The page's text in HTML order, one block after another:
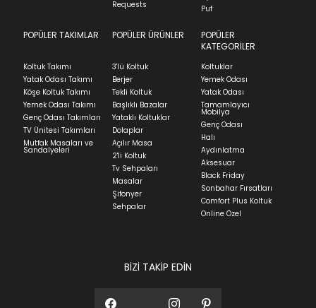
indication of where stock might be available but
İade ve Değişim bölümünü ziyaret ediniz.
Teslimat
Ev tekstili siparişlerinizin kargoya verilme süresi
ortalama 5-24 iş günüdür.
Yatak siparişlerinizin teslim süresi yaşadığınız şehre
ve ürünün stok durumuna göre ortalama 5-24 iş
günüdür.
Panel ve Döşeme grubu ürün siparişlerinizin teslim
süresi yaşadığınız şehre ve ürünün stok durumuna
göre ortalama 30-45 iş günüdür.
Siparişlerim bölümünden sürecinizi takip edebilirsiniz.
Sıkça Sorulan Sorularbölümünü ziyaret
Requests
Puf
POPÜLER TAKIMLAR
Koltuk Takımı
Yatak Odası Takımı
Köşe Koltuk Takımı
Yemek Odası Takımı
Genç Odası Takımları
TV Ünitesi Takımları
Mutfak Masaları ve
Sandalyeleri
POPÜLER ÜRÜNLER
3'lü Koltuk
Berjer
Tekli Koltuk
Başlıklı Bazalar
Yataklı Koltuklar
Dolaplar
Açılır Masa
2'li Koltuk
Tv Sehpaları
Masalar
Şifonyer
Sehpalar
POPÜLER
KATEGORİLER
Koltuklar
Yemek Odası
Yatak Odası
Tamamlayıcı
Mobilya
Genç Odası
Halı
Aydınlatma
Aksesuar
Black Friday
Sonbahar Fırsatları
Comfort Plus Koltuk
Online Özel
BİZİ TAKİP EDİN